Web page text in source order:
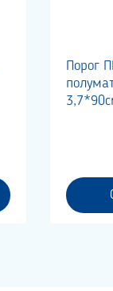
Порог